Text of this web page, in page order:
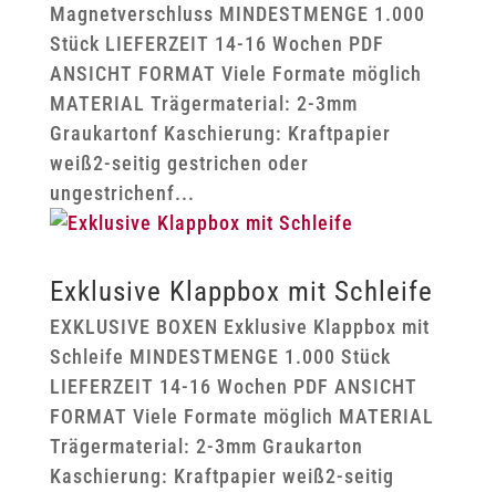
Magnetverschluss MINDESTMENGE 1.000
Stück LIEFERZEIT 14-16 Wochen PDF
ANSICHT FORMAT Viele Formate möglich
MATERIAL Trägermaterial: 2-3mm
Graukartonf Kaschierung: Kraftpapier
weiß2-seitig gestrichen oder
ungestrichenf...
Exklusive Klappbox mit Schleife
EXKLUSIVE BOXEN Exklusive Klappbox mit
Schleife MINDESTMENGE 1.000 Stück
LIEFERZEIT 14-16 Wochen PDF ANSICHT
FORMAT Viele Formate möglich MATERIAL
Trägermaterial: 2-3mm Graukarton
Kaschierung: Kraftpapier weiß2-seitig